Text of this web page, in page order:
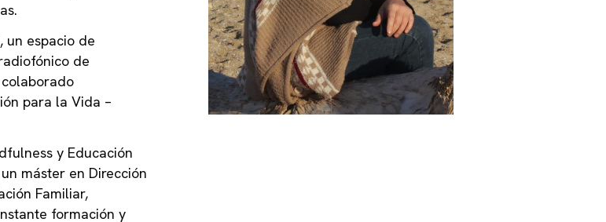
un espacio de
de
colaborado
para la Vida –
y Educación
máster en Dirección
Familiar,
formación y